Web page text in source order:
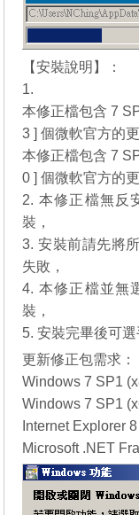
【安裝說明】：
1.
本修正檔包含 7
3 ] 個微軟官方的
本修正檔包含 7
0 ] 個微軟官方的
2. 本修正檔無反
裝，
3. 安裝前請先將
失敗，
4. 本修正檔並無
裝，
5. 安裝完畢後可選
更新修正包需求：
Windows 7 SP1
Windows 7 SP1
Internet Explorer 8
Microsoft .NET